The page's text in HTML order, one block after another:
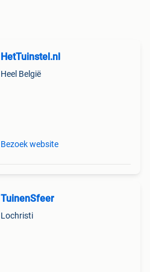
HetTuinstel.nl
Heel België
Bezoek website
TuinenSfeer
Lochristi